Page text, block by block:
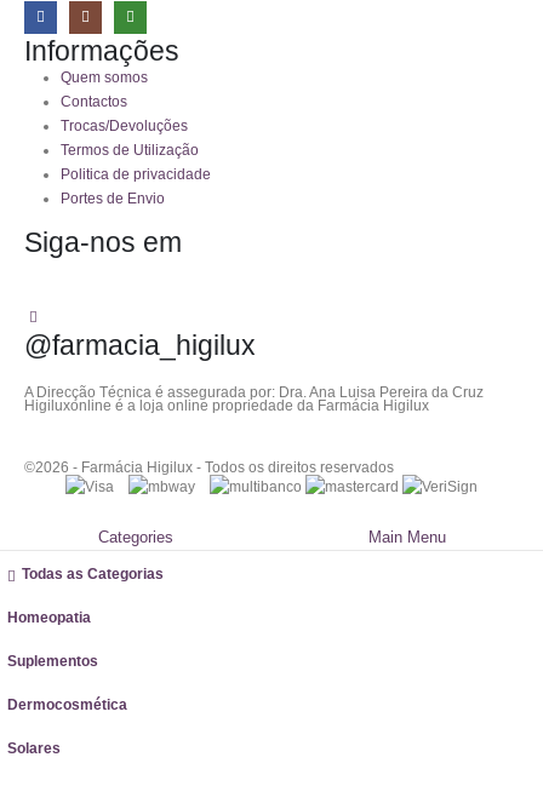
Informações
Quem somos
Contactos
Trocas/Devoluções
Termos de Utilização
Politica de privacidade
Portes de Envio
Siga-nos em
@farmacia_higilux
A Direcção Técnica é assegurada por: Dra. Ana Luisa Pereira da Cruz
Higiluxonline é a loja online propriedade da Farmácia Higilux
©2026 - Farmácia Higilux - Todos os direitos reservados
Categories Main Menu
Todas as Categorias
Homeopatia
Suplementos
Dermocosmética
Solares